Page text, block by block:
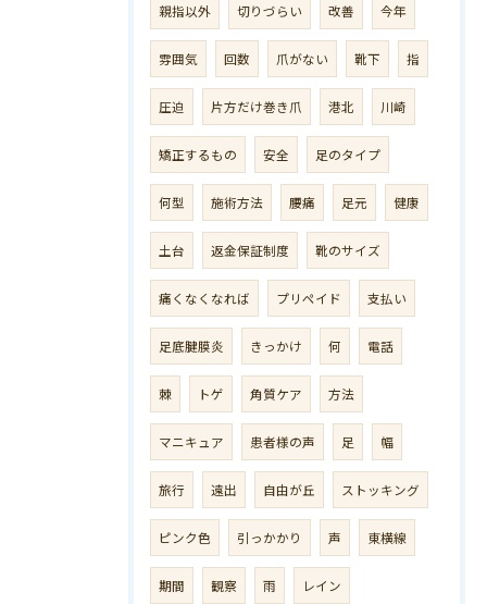
親指以外 切りづらい 改善 今年
雰囲気 回数 爪がない 靴下 指
圧迫 片方だけ巻き爪 港北 川崎
矯正するもの 安全 足のタイプ
何型 施術方法 腰痛 足元 健康
土台 返金保証制度 靴のサイズ
痛くなくなれば プリペイド 支払い
足底腱膜炎 きっかけ 何 電話
棘 トゲ 角質ケア 方法
マニキュア 患者様の声 足 幅
旅行 遠出 自由が丘 ストッキング
ピンク色 引っかかり 声 東横線
期間 観察 雨 レイン